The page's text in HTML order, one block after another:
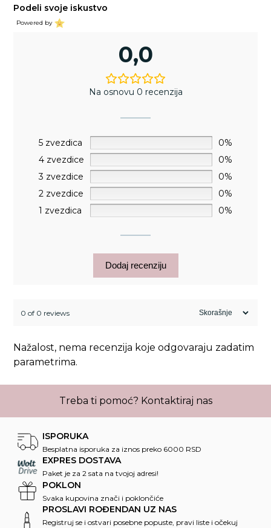
Podeli svoje iskustvo
Powered by
0,0
Na osnovu 0 recenzija
5 zvezdica
0%
4 zvezdice
0%
3 zvezdice
0%
2 zvezdice
0%
1 zvezdica
0%
Dodaj recenziju
0 of 0 reviews
Nažalost, nema recenzija koje odgovaraju zadatim
parametrima.
Treba ti pomoć? Kontaktiraj nas
ISPORUKA
Besplatna isporuka za iznos preko 6000 RSD
EXPRES DOSTAVA
Paket je za 2 sata na tvojoj adresi!
POKLON
Svaka kupovina znači i poklončiće
PROSLAVI ROĐENDAN UZ NAS
Registruj se i ostvari posebne popuste, pravi liste i očekuj